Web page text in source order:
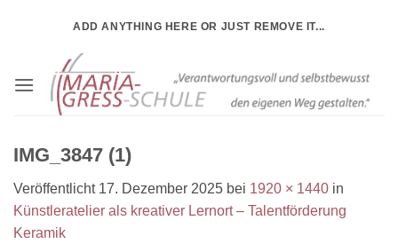
ADD ANYTHING HERE OR JUST REMOVE IT...
IMG_3847 (1)
Veröffentlicht 17. Dezember 2025 bei 1920 × 1440 in
Künstleratelier als kreativer Lernort – Talentförderung
Keramik